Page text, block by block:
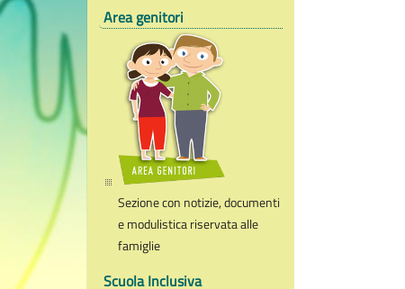
Area genitori
Sezione con notizie, documenti
e modulistica riservata alle
famiglie
Scuola Inclusiva